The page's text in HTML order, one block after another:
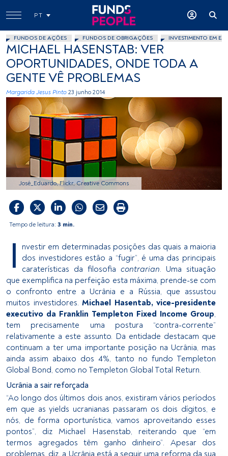
PT
FUNDOS DE AÇÕES FUNDOS DE OBRIGAÇÕES INVESTIMENTO EM
MICHAEL HASENSTAB: VER
OPORTUNIDADES, ONDE TODA A
GENTE VÊ PROBLEMAS
Margarida Jesus Pinto 23 junho 2014
José_Eduardo, Flickr, Creative Commons
Tempo de leitura: 3 min.
I
nvestir em determinadas posições das quais a maioria
dos investidores estão a “fugir”, é uma das principais
caraterísticas da filosofia contrarian. Uma situação
que exemplifica na perfeição esta máxima, prende-se com
o confronto entre a Ucrânia e a Rússia, que assustou
muitos investidores. Michael Hasentab, vice-presidente
executivo da Franklin Templeton Fixed Income Group,
tem precisamente uma postura “contra-corrente”
relativamente a este assunto. Da entidade destacam que
continuam a ter uma importante posição na Ucrânia, mas
ainda assim abaixo dos 4%, tanto no fundo Templeton
Global Bond, como no Templeton Global Total Return.
Ucrânia a sair reforçada
“Ao longo dos últimos dois anos, existiram vários períodos
em que as yields ucranianas passaram os dois dígitos, e
nós, de forma oportunística, vamos aproveitando esses
pontos”, diz Michael Hasenstab, reiterando que “em
termos agregados têm ganho dinheiro”. Apesar dos
problemas, diz, a Ucrânia está a seguir uma reforma da sua